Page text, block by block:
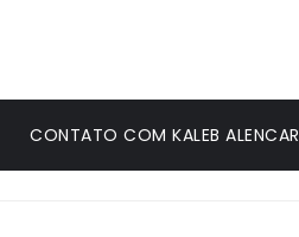
CONTATO COM KALEB ALENCAR